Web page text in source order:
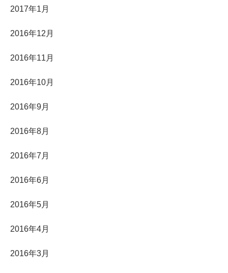
2017年1月
2016年12月
2016年11月
2016年10月
2016年9月
2016年8月
2016年7月
2016年6月
2016年5月
2016年4月
2016年3月